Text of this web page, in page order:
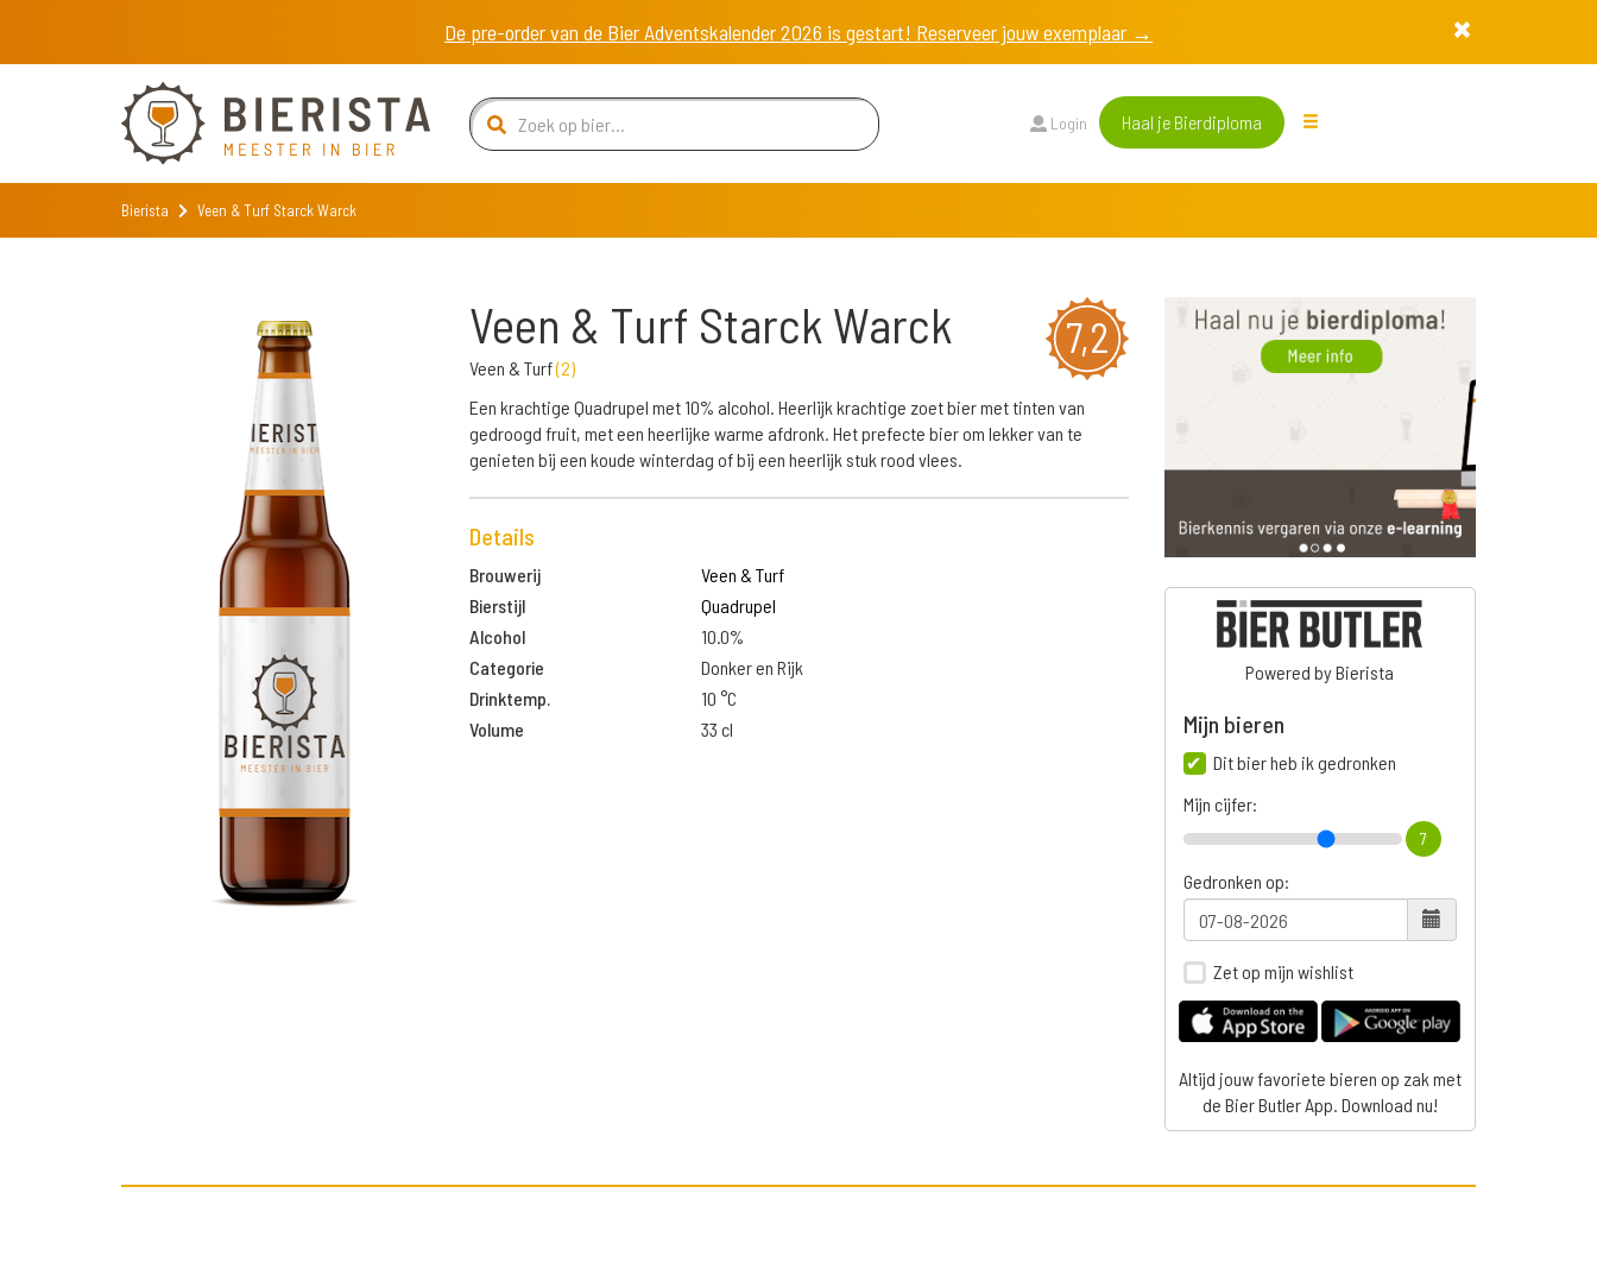
De pre-order van de Bier Adventskalender 2026 is gestart! Reserveer jouw exemplaar →
Login Haal je Bierdiploma
Bierista Veen & Turf Starck Warck
7,2
Veen & Turf Starck Warck
Veen & Turf(2)
Een krachtige Quadrupel met 10% alcohol. Heerlijk krachtige zoet bier met tinten van
gedroogd fruit, met een heerlijke warme afdronk. Het prefecte bier om lekker van te
genieten bij een koude winterdag of bij een heerlijk stuk rood vlees.
Details
Brouwerij
Veen & Turf
Bierstijl
Quadrupel
Alcohol
10.0%
Categorie
Donker en Rijk
Drinktemp.
10 °C
Volume
33 cl
Powered by Bierista
Mijn bieren
Dit bier heb ik gedronken
Mijn cijfer:
7
Gedronken op:
Zet op mijn wishlist
Altijd jouw favoriete bieren op zak met
de Bier Butler App. Download nu!